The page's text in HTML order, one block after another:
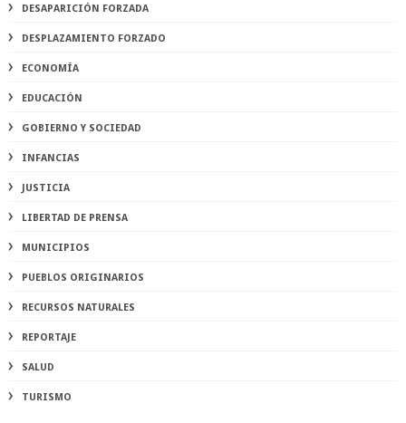
DESAPARICIÓN FORZADA
DESPLAZAMIENTO FORZADO
ECONOMÍA
EDUCACIÓN
GOBIERNO Y SOCIEDAD
INFANCIAS
JUSTICIA
LIBERTAD DE PRENSA
MUNICIPIOS
PUEBLOS ORIGINARIOS
RECURSOS NATURALES
REPORTAJE
SALUD
TURISMO